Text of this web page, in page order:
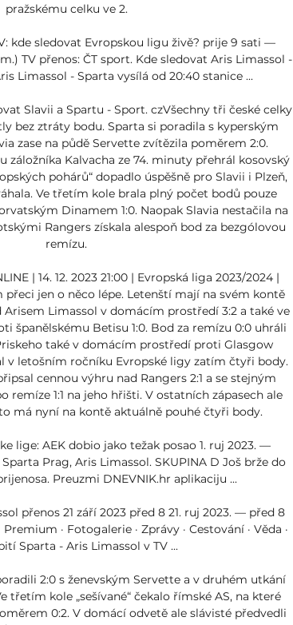
pražskému celku ve 2.
kde sledovat Evropskou ligu živě? prije 9 sati —
TV přenos: ČT sport. Kde sledovat Aris Limassol -
Limassol - Sparta vysílá od 20:40 stanice ...
Slavii a Spartu - Sport. czVšechny tři české celky
bez ztráty bodu. Sparta si poradila s kyperským
zase na půdě Servette zvítězila poměrem 2:0.
záložníka Kalvacha ze 74. minuty přehrál kosovský
pohárů“ dopadlo úspěšně pro Slavii i Plzeň,
Ve třetím kole brala plný počet bodů pouze
Dinamem 1:0. Naopak Slavia nestačila na
Rangers získala alespoň bod za bezgólovou
remízu.
| 14. 12. 2023 21:00 | Evropská liga 2023/2024 |
přeci jen o něco lépe. Letenští mají na svém kontě
Limassol v domácím prostředí 3:2 a také ve
španělskému Betisu 1:0. Bod za remízu 0:0 uhráli
také v domácím prostředí proti Glasgow
v letošním ročníku Evropské ligy zatím čtyři body.
cennou výhru nad Rangers 2:1 a se stejným
remíze 1:1 na jeho hřišti. V ostatních zápasech ale
má nyní na kontě aktuálně pouhé čtyři body.
lige: AEK dobio jako težak posao 1. ruj 2023. —
Prag, Aris Limassol. SKUPINA D Još brže do
Preuzmi DNEVNIK.hr aplikaciju ...
přenos 21 září 2023 před 8 21. ruj 2023. — před 8
· Fotogalerie · Zprávy · Cestování · Věda ·
Sparta - Aris Limassol v TV ...
2:0 s ženevským Servette a v druhém utkání
třetím kole „sešívané“ čekalo římské AS, na které
0:2. V domácí odvetě ale slávisté předvedli